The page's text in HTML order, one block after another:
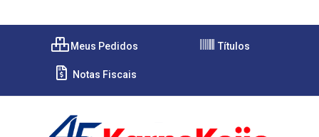
Meus Pedidos Títulos
Notas Fiscais